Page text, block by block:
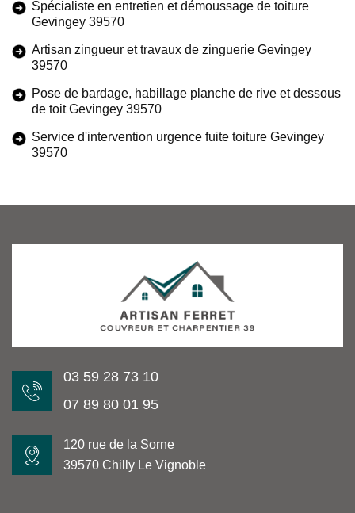
Spécialiste en entretien et démoussage de toiture
Gevingey 39570
Artisan zingueur et travaux de zinguerie Gevingey
39570
Pose de bardage, habillage planche de rive et dessous
de toit Gevingey 39570
Service d'intervention urgence fuite toiture Gevingey
39570
03 59 28 73 10
07 89 80 01 95
120 rue de la Sorne
39570 Chilly Le Vignoble